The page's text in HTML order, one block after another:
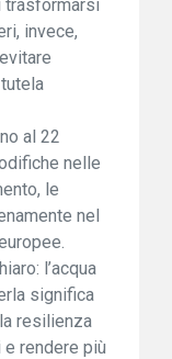
trasformarsi
invece,
al 22
nelle
le
nel
l’acqua
significa
resilienza
rendere più